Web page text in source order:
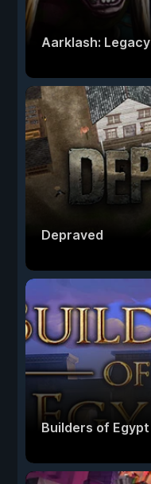
Aarklash: Legacy
Depraved
Builders of Egypt